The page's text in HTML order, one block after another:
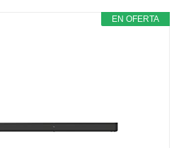
EN OFERTA